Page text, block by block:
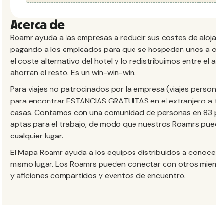
Acerca de
Roamr ayuda a las empresas a reducir sus costes de
pagando a los empleados para que se hospeden unos a
el coste alternativo del hotel y lo redistribuimos entre el
ahorran el resto. Es un win-win-win.
Para viajes no patrocinados por la empresa (viajes
para encontrar ESTANCIAS GRATUITAS en el
casas. Contamos con una comunidad de personas en 83
aptas para el trabajo, de modo que nuestros Roamrs
cualquier lugar.
El Mapa Roamr ayuda a los equipos distribuidos a
mismo lugar. Los Roamrs pueden conectar con otros
y aficiones compartidos y eventos de encuentro.